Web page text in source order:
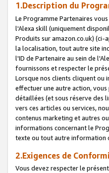
1.Description du
Le Programme Partenaires
l'Alexa skill (uniquement
Produits sur amazon.co.uk) (ci-
la localisation, tout autre site
l'ID de Partenaire au sein de
fournissons et respecter le
Lorsque nos clients cliquent ou
effectuer une autre action,
détaillées (et sous réserve des
vers ces articles ou services,
contenus marketing et autres
informations concernant le
texte ou tout autre information
2.Exigences de
Vous devez respecter le